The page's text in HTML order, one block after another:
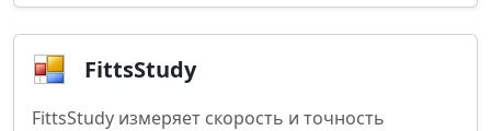
FittsStudy
FittsStudy измеряет скорость и точность